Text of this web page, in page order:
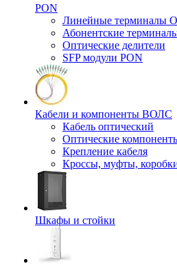
PON
Линейные терминалы
Абонентские
Оптические делители
SFP модули PON
Кабели и компоненты ВОЛС
Кабель оптический
Оптические
Крепление кабеля
Кроссы, муфты,
Шкафы и стойки